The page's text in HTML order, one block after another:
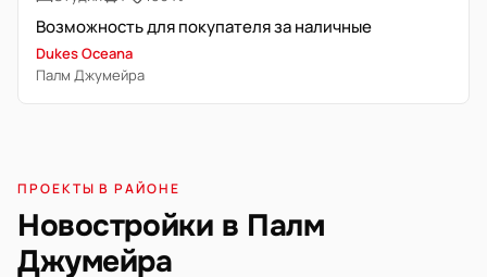
Возможность для покупателя за наличные
Dukes Oceana
Палм Джумейра
ПРОЕКТЫ В РАЙОНЕ
Новостройки в Палм
Джумейра